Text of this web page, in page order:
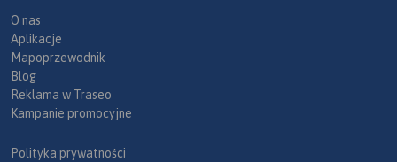
O nas
Aplikacje
Mapoprzewodnik
Blog
Reklama w Traseo
Kampanie promocyjne
Polityka prywatności